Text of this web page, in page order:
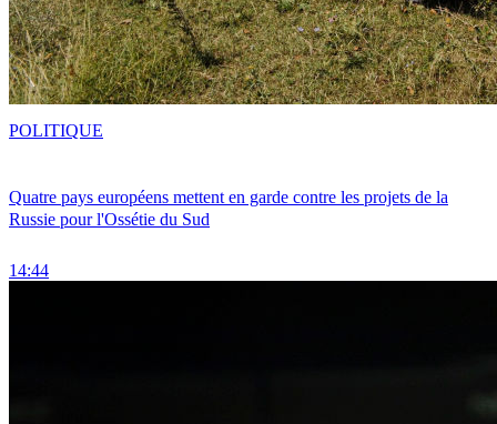
Quatre pays européens mettent en garde contre les projets de la
Russie pour l'Ossétie du Sud
14:44
POLITIQUE